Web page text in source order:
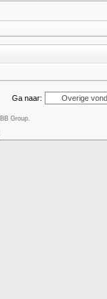
Ga naar:
Group.